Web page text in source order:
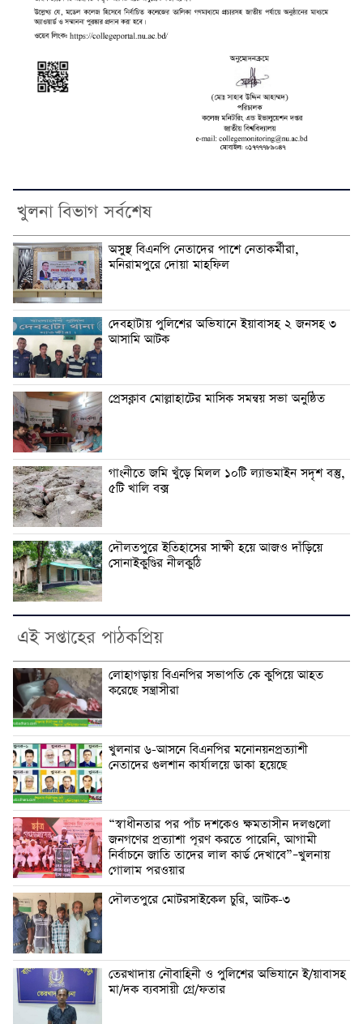
খুলনা বিভাগ সর্বশেষ
অসুস্থ বিএনপি নেতাদের পাশে নেতাকর্মীরা,
মনিরামপুরে দোয়া মাহফিল
দেবহাটায় পুলিশের অভিযানে ইয়াবাসহ ২ জনসহ ৩
আসামি আটক
প্রেসক্লাব মোল্লাহাটের মাসিক সমন্বয় সভা অনুষ্ঠিত
গাংনীতে জমি খুঁড়ে মিলল ১০টি ল্যান্ডমাইন সদৃশ বস্তু,
৫টি খালি বক্স
দৌলতপুরে ইতিহাসের সাক্ষী হয়ে আজও দাঁড়িয়ে
সোনাইকুণ্ডির নীলকুঠি
এই সপ্তাহের পাঠকপ্রিয়
লোহাগড়ায় বিএনপির সভাপতি কে কুপিয়ে আহত
করেছে সন্ত্রাসীরা
খুলনার ৬-আসনে বিএনপির মনোনয়নপ্রত্যাশী
নেতাদের গুলশান কার্যালয়ে ডাকা হয়েছে
“স্বাধীনতার পর পাঁচ দশকেও ক্ষমতাসীন দলগুলো
জনগণের প্রত্যাশা পূরণ করতে পারেনি, আগামী
নির্বাচনে জাতি তাদের লাল কার্ড দেখাবে”–খুলনায়
গোলাম পরওয়ার
দৌলতপুরে মোটরসাইকেল চুরি, আটক-৩
তেরখাদায় নৌবাহিনী ও পুলিশের অভিযানে ই/য়াবাসহ
মা/দক ব্যবসায়ী গ্রে/ফতার